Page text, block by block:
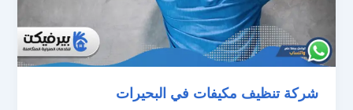
شركة تنظيف مكيفات في البحيرات